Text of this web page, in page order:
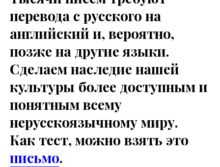
перевода с русского на
английский и, вероятно,
позже на другие языки.
Сделаем наследие нашей
культуры более доступным и
понятным всему
нерусскоязычному миру.
Как тест, можно взять это
письмо.